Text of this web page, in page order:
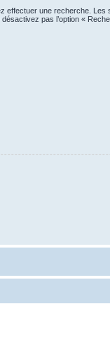
effectuer une recherche. Les
pas l’option «